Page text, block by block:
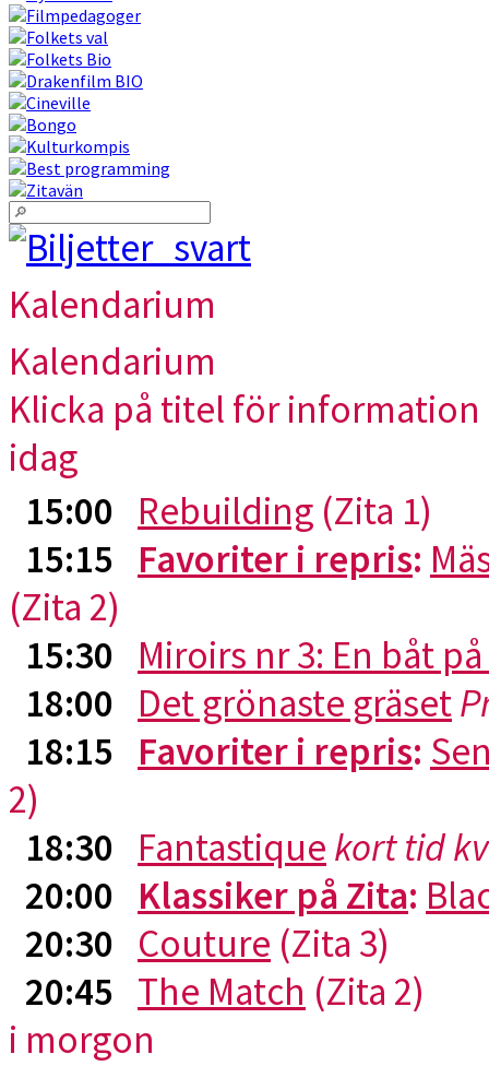
Kalendarium
Kalendarium
Klicka på titel för
idag
15:00 Rebuilding (Zita 1)
15:15 Favoriter i repris:
(Zita 2)
15:30 Miroirs nr 3: En båt
18:00 Det grönaste gräset
18:15 Favoriter i repris:
2)
18:30 Fantastique kort tid
20:00 Klassiker på Zita:
20:30 Couture (Zita 3)
20:45 The Match (Zita 2)
i morgon